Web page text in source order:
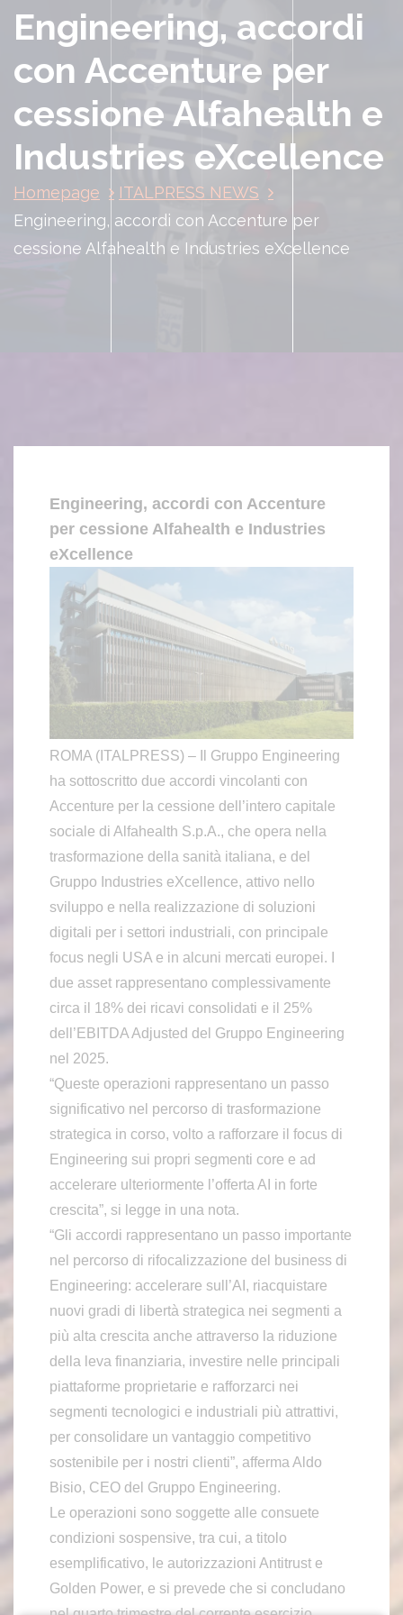
Engineering, accordi
con Accenture per
cessione Alfahealth e
Industries eXcellence
Homepage
ITALPRESS NEWS
Engineering, accordi con Accenture per
cessione Alfahealth e Industries eXcellence
Engineering, accordi con Accenture
per cessione Alfahealth e Industries
eXcellence
ROMA (ITALPRESS) – Il Gruppo Engineering
ha sottoscritto due accordi vincolanti con
Accenture per la cessione dell’intero capitale
sociale di Alfahealth S.p.A., che opera nella
trasformazione della sanità italiana, e del
Gruppo Industries eXcellence, attivo nello
sviluppo e nella realizzazione di soluzioni
digitali per i settori industriali, con principale
focus negli USA e in alcuni mercati europei. I
due asset rappresentano complessivamente
circa il 18% dei ricavi consolidati e il 25%
dell’EBITDA Adjusted del Gruppo Engineering
nel 2025.
“Queste operazioni rappresentano un passo
significativo nel percorso di trasformazione
strategica in corso, volto a rafforzare il focus di
Engineering sui propri segmenti core e ad
accelerare ulteriormente l’offerta AI in forte
crescita”, si legge in una nota.
“Gli accordi rappresentano un passo importante
nel percorso di rifocalizzazione del business di
Engineering: accelerare sull’AI, riacquistare
nuovi gradi di libertà strategica nei segmenti a
più alta crescita anche attraverso la riduzione
della leva finanziaria, investire nelle principali
piattaforme proprietarie e rafforzarci nei
segmenti tecnologici e industriali più attrattivi,
per consolidare un vantaggio competitivo
sostenibile per i nostri clienti”, afferma Aldo
Bisio, CEO del Gruppo Engineering.
Le operazioni sono soggette alle consuete
condizioni sospensive, tra cui, a titolo
esemplificativo, le autorizzazioni Antitrust e
Golden Power, e si prevede che si concludano